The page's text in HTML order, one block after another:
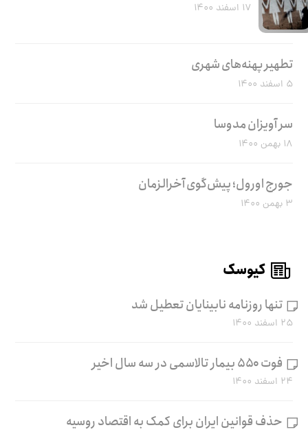
۱۷ اسفند ۱۴۰۰
تطهیر پهنه‌های شهری
۵ اسفند ۱۴۰۰
سر آویزان مدوسا
۱۸ بهمن ۱۴۰۰
جورج اورول؛ پیش‌گوی آخرالزمان
۳ بهمن ۱۴۰۰
کیوسک
تنها روزنامه نابینایان تعطیل شد
۲۵ اسفند ۱۴۰۰
فوت ۵۵۰ بیمار تالاسمی در سه سال اخیر
۲۴ اسفند ۱۴۰۰
حذف قوانین ایران برای کمک به اقتصاد روسیه